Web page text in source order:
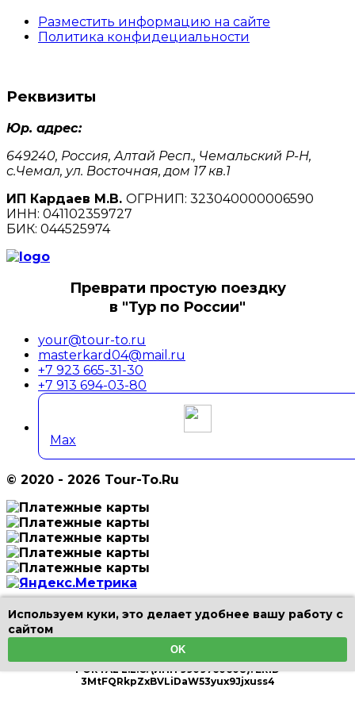
Разместить информацию на сайте
Политика конфидециальности
Реквизиты
Юр. адрес:
649240, Россия, Алтай Респ., Чемальский Р-Н,
с.Чемал, ул. Восточная, дом 17 кв.1
ИП Кардаев М.В. ОГРНИП: 323040000006590
ИНН: 041102359727
БИК: 044525974
Преврати простую поездку
в "Тур по России"
your@tour-to.ru
masterkard04@mail.ru
+7 923 665-31-30
+7 913 694-03-80
Max
© 2020 - 2026 Tour-To.Ru
Цены и информация на страницах сайта не являются
Информация и цены, включая фотографии, в разделах
PORTAL L.L.C. (ИНН 9909760608). ERID
3MtFQRkpZxBVLiDaW53yux9Jjxuss4
Используем куки, это делает удобнее вашу работу с
сайтом
OK